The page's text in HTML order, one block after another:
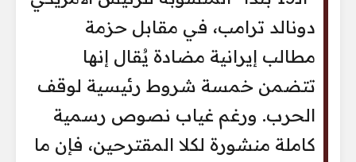
دونالد ترامب، في مقابل حزمة
مطالب إيرانية مضادة يُقال إنها
تتضمن خمسة شروط رئيسية لوقف
الحرب. ورغم غياب نصوص رسمية
كاملة منشورة لكلا المقترحين، فإن ما